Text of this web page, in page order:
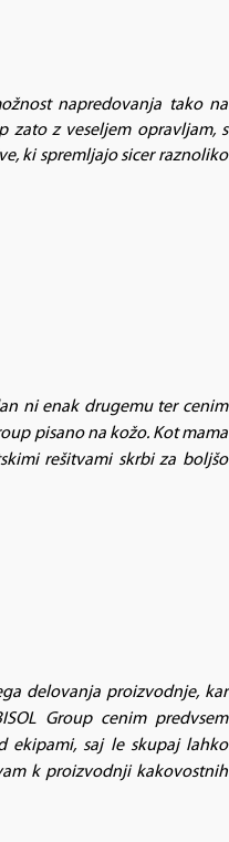
napredovanja tako na
zato z veseljem opravljam, s
ki spremljajo sicer raznoliko
ni enak drugemu ter cenim
pisano na kožo. Kot mama
rešitvami skrbi za boljšo
delovanja proizvodnje, kar
Group cenim predvsem
ekipami, saj le skupaj lahko
k proizvodnji kakovostnih